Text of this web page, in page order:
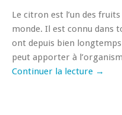
Le citron est l’un des
monde. Il est connu dans
ont depuis bien
peut apporter à
Continuer la lecture →